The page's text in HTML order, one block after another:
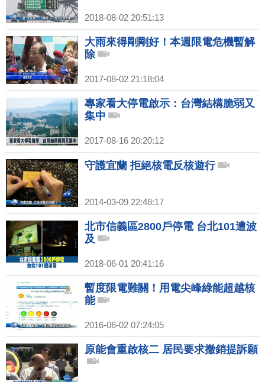
2018-08-02 20:51:13
大雨來得剛剛好！本週限電危機暫解
除
2017-08-02 21:18:04
專家看大停電啟示：台灣結構脆弱又
集中
2017-08-16 20:20:12
守護宜蘭 拒絕核電反核遊行
2014-03-09 22:48:17
北市信義區2800戶停電 台北101遭波
及
2018-06-01 20:41:16
暫度限電難關！用電尖峰綠能超越核
能
2016-06-02 07:24:05
原能會重啟核二 居民要求撤銷提訴願